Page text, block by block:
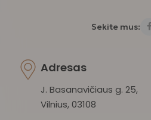
Sekite mus:
Adresas
J. Basanavičiaus g. 25,
Vilnius, 03108